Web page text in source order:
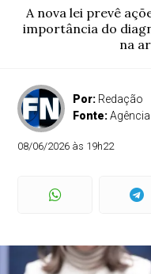
A nova lei prevê
importância do
na
Por: Redação
Fonte:
08/06/2026 às 19h22